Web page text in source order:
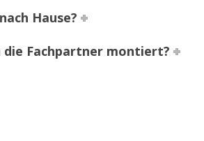
Hause?
die Fachpartner montiert?